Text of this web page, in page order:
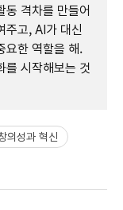
동 격차를 만들어
주고, AI가 대신
요한 역할을 해.
를 시작해보는 것
의성과 혁신